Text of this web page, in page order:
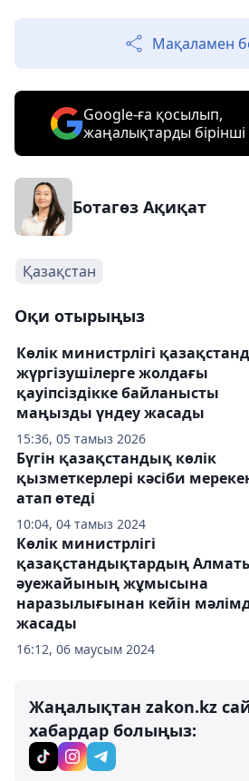
Мақаламен
Google-ға қосылып,
жаңалықтарды
Ботагөз Ақиқат
Қазақстан
Оқи отырыңыз
15:36, 05 тамыз 2026
Көлік министрлігі
жүргізушілерге жолдағы
қауіпсіздікке байланысты
маңызды үндеу жасады
10:04, 04 тамыз 2024
Бүгін қазақстандық көлік
қызметкерлері кәсіби
атап өтеді
16:12, 06 маусым 2024
Көлік министрлігі
қазақстандықтардың
әуежайының жұмысына
наразылығынан кейін
жасады
Жаңалықтан zakon.kz
хабардар болыңыз: